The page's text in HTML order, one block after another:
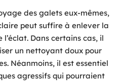
des galets eux-mêmes,
peut suffire à enlever la
Dans certains cas, il
un nettoyant doux pour
Néanmoins, il est essentiel
agressifs qui pourraient